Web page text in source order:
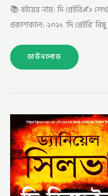
📚 বইয়ের নাম: দি প্রেইরি✍️
প্রকাশকাল: ২০২১ ‘দি প্রেইরি’ বিষু
ডাউনলোড
দি
ডিফেক্টর
–
সাদেকুল
আহসান
কল্লোল
(THE
DEFECTOR
BY
SADEQUL
AHSAN
KOLLOL)